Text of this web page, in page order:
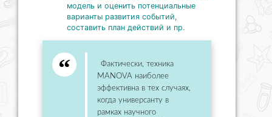
модель и оценить потенциальные
варианты развития событий,
составить план действий и пр.
Фактически, техника
MANOVA наиболее
эффективна в тех случаях,
когда универсанту в
рамках научного